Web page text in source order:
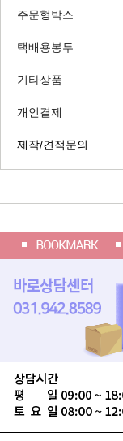
주문형박스
택배용봉투
기타상품
개인결제
제작/견적문의